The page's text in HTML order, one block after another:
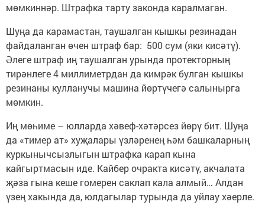
мөмкиннәр. Штрафка тарту законда каралмаган.
Шуңа да карамастан, таушалган кышкы резинадан
файдаланган өчен штраф бар: 500 сум (яки кисәтү).
Әлеге штраф иң таушалган урында протекторның
тирәнлеге 4 миллиметрдан да кимрәк булган кышкы
резинаны кулланучы машина йөртүчегә салынырга
мөмкин.
Иң мөһиме – юлларда хәвеф-хәтәрсез йөрү бит. Шуңа
да «тимер ат» хуҗалары үзләренең һәм башкаларның
куркынычсызлыгын штрафка карап кына
кайгыртмасын иде. Кайбер очракта кисәтү, акчалата
җәза гына кеше гомерен саклап кала алмый… Алдан
үзең хакында да, юлдагылар турында да уйлау хәерле.